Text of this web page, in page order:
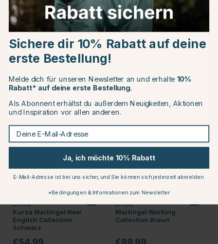
DYON
Kurze Martingal New
English Collection Braun
€54.99
EQUILINE
Vorderzeug mit
Abnehmbarem Martingal
Schwarz
DYON
Kurze Martingal New
English Collection
Schwarz
€54.99
DYON
Martingal Working
Collection Braun
€89.99
Choose country
EU
CHANGE COUNTRY
Continue to equinest.de
Sichere dir 10% Rabatt auf deine
erste Bestellung!
Melde dich für unseren Newsletter an und erhalte 10%
Rabatt* auf deine erste Bestellung.
Als Abonnent erhältst du außerdem Neuigkeiten, Aktionen
und Inspiration vor allen anderen.
Deine E-Mail-Adresse
Ja, ich möchte 10% Rabatt
E-Mail-Adresse ist bei uns sicher, und Sie können sich jederzeit abmelden.
*Bedingungen & Informationen zum Newsletter